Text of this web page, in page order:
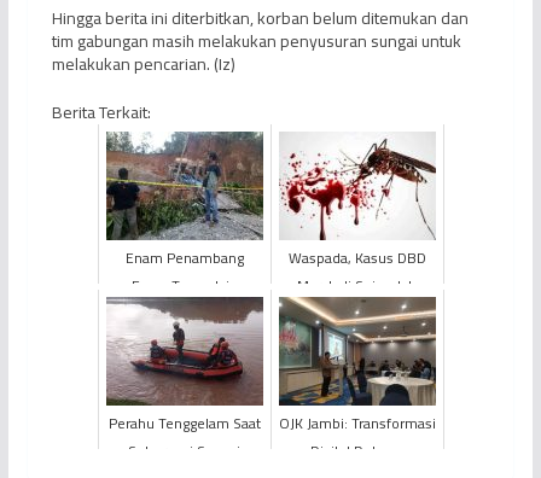
Hingga berita ini diterbitkan, korban belum ditemukan dan
tim gabungan masih melakukan penyusuran sungai untuk
melakukan pencarian. (Iz)
Berita Terkait:
Enam Penambang
Emas Tanpa Izin
Tertimbun
Waspada, Kasus DBD
Marak di Sejumlah
Wilayah
Perahu Tenggelam Saat
Seberangi Sungai
OJK Jambi: Transformasi
Digital Dukung